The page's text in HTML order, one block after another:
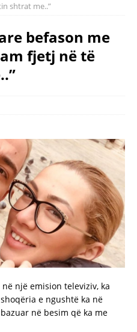
shtrat me..”
befason me
fjetj në të
një emision televiziv, ka
e ngushtë ka në
në besim që ka me